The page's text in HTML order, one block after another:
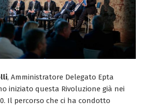
, Amministratore Delegato Epta
iniziato questa Rivoluzione già nei
Il percorso che ci ha condotto